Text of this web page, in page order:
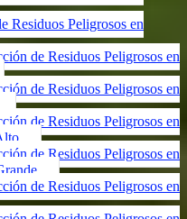
Residuos Peligrosos en
de Residuos Peligrosos en
de Residuos Peligrosos en
de Residuos Peligrosos en
de Residuos Peligrosos en
de Residuos Peligrosos en